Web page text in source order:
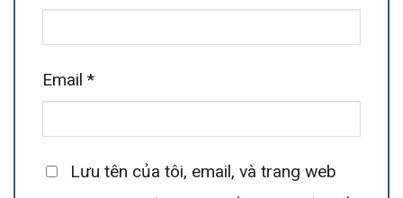
Email *
Lưu tên của tôi, email, và trang web